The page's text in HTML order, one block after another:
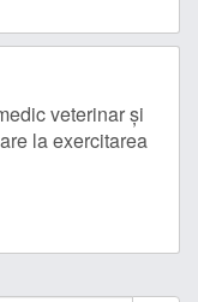
veterinar şi
la exercitarea